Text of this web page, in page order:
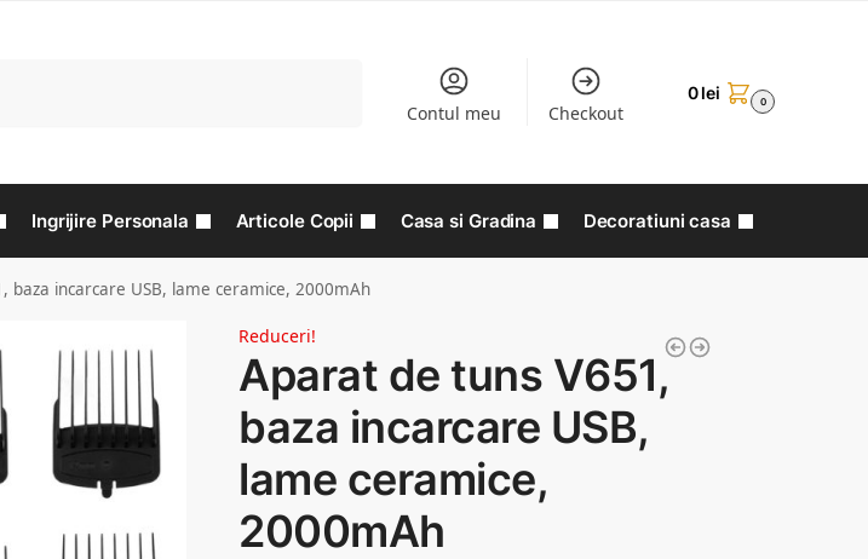
Contul meu Checkout
0lei 0
Ingrijire Personala Articole Copii Casa si Gradina Decoratiuni casa
baza incarcare USB, lame ceramice, 2000mAh
Reduceri!
Aparat de tuns V651,
baza incarcare USB,
lame ceramice,
2000mAh